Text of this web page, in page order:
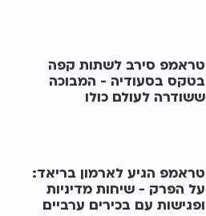
טראמפ סירב לשתות קפה
בטקס בסעודיה - המבוכה
ששודרה לעולם כולו
טראמפ הגיע לארמון בריאד:
על הפרק - שיחות מדיניות
ופגישות עם בכירים ערביים